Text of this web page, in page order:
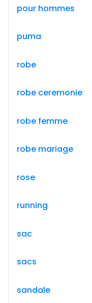
pour hommes
puma
robe
robe ceremonie
robe femme
robe mariage
rose
running
sac
sacs
sandale